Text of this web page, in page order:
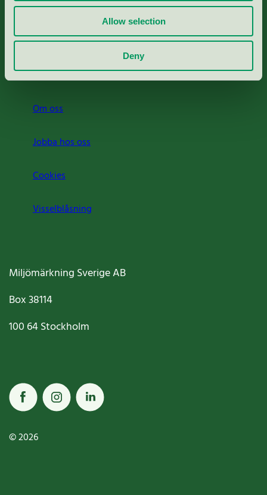
Allow selection
Deny
Svanens husproduktportal-HPP
Rapporter & undersökningar
Press
Om oss
Jobba hos oss
Cookies
Visselblåsning
Miljömärkning Sverige AB
Box38114
100 64Stockholm
© 2026